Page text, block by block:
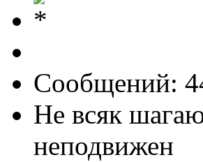
Сообщений:
Не всяк
неподвижен